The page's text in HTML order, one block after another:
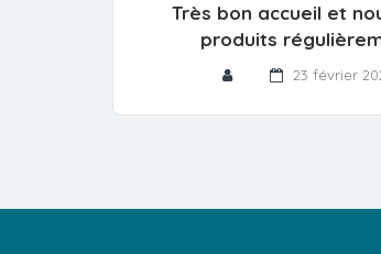
Très bon accueil et
produits
23 février